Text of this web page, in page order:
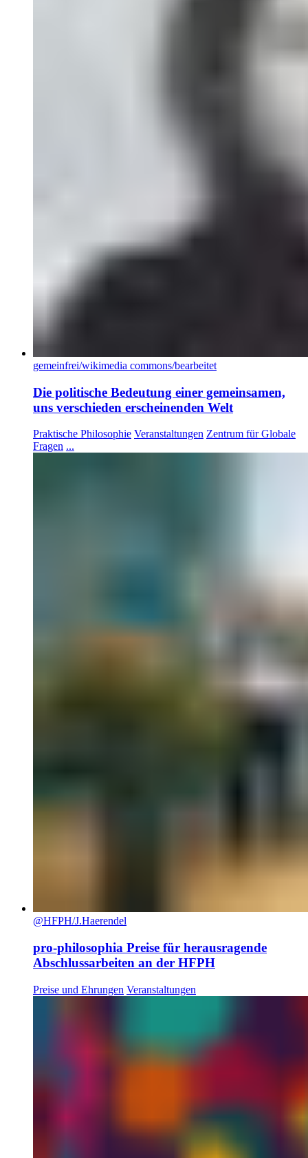
gemeinfrei/wikimedia commons/bearbeitet
Die politische Bedeutung einer gemeinsamen,
uns verschieden erscheinenden Welt
Praktische Philosophie Veranstaltungen Zentrum für Globale
Fragen ...
@HFPH/J.Haerendel
pro-philosophia Preise für herausragende
Abschlussarbeiten an der HFPH
Preise und Ehrungen Veranstaltungen